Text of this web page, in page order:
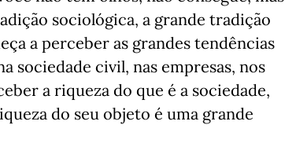
sociológica, a grande tradição
a perceber as grandes tendências
sociedade civil, nas empresas, nos
a riqueza do que é a sociedade,
do seu objeto é uma grande